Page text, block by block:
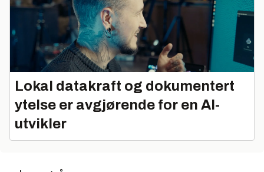
Lokal datakraft og dokumentert
ytelse er avgjørende for en AI-
utvikler